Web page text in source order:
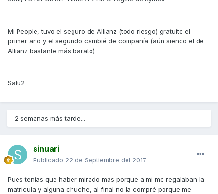
Mi People, tuvo el seguro de Allianz (todo riesgo) gratuito el
primer año y el segundo cambié de compañía (aún siendo el de
Allianz bastante más barato)
Salu2
2 semanas más tarde...
sinuari
Publicado 22 de Septiembre del 2017
Pues tenias que haber mirado más porque a mi me regalaban la
matricula y alguna chuche, al final no la compré porque me